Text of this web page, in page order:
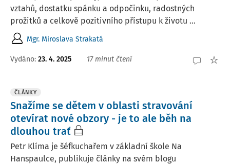
vztahů, dostatku spánku a odpočinku, radostných
prožitků a celkově pozitivního přístupu k životu ...
Mgr. Miroslava Strakatá
Vydáno: 23. 4. 2025 17 minut čtení
ČLÁNKY
Snažíme se dětem v oblasti stravování
otevírat nové obzory - je to ale běh na
dlouhou trať
Petr Klíma je šéfkuchařem v základní škole Na
Hanspaulce, publikuje články na svém blogu